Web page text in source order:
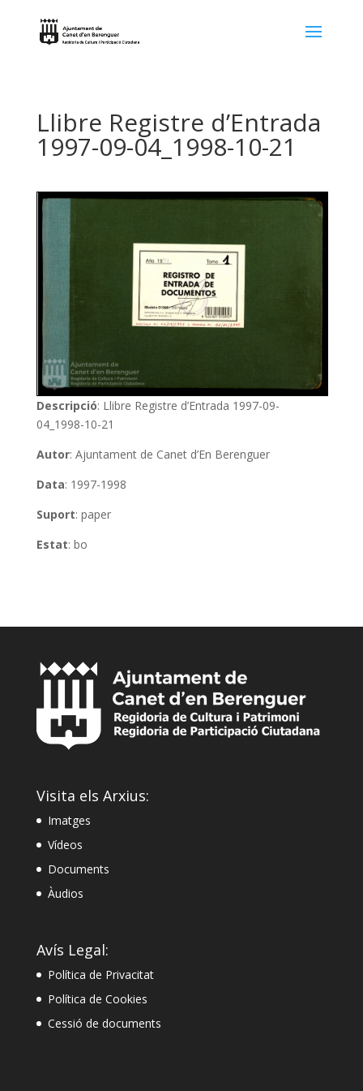
Llibre Registre d’Entrada
1997-09-04_1998-10-21
Descripció: Llibre Registre d’Entrada 1997-09-
04_1998-10-21
Autor: Ajuntament de Canet d’En Berenguer
Data: 1997-1998
Suport: paper
Estat: bo
Visita els Arxius:
Imatges
Vídeos
Documents
Àudios
Avís Legal:
Política de Privacitat
Política de Cookies
Cessió de documents